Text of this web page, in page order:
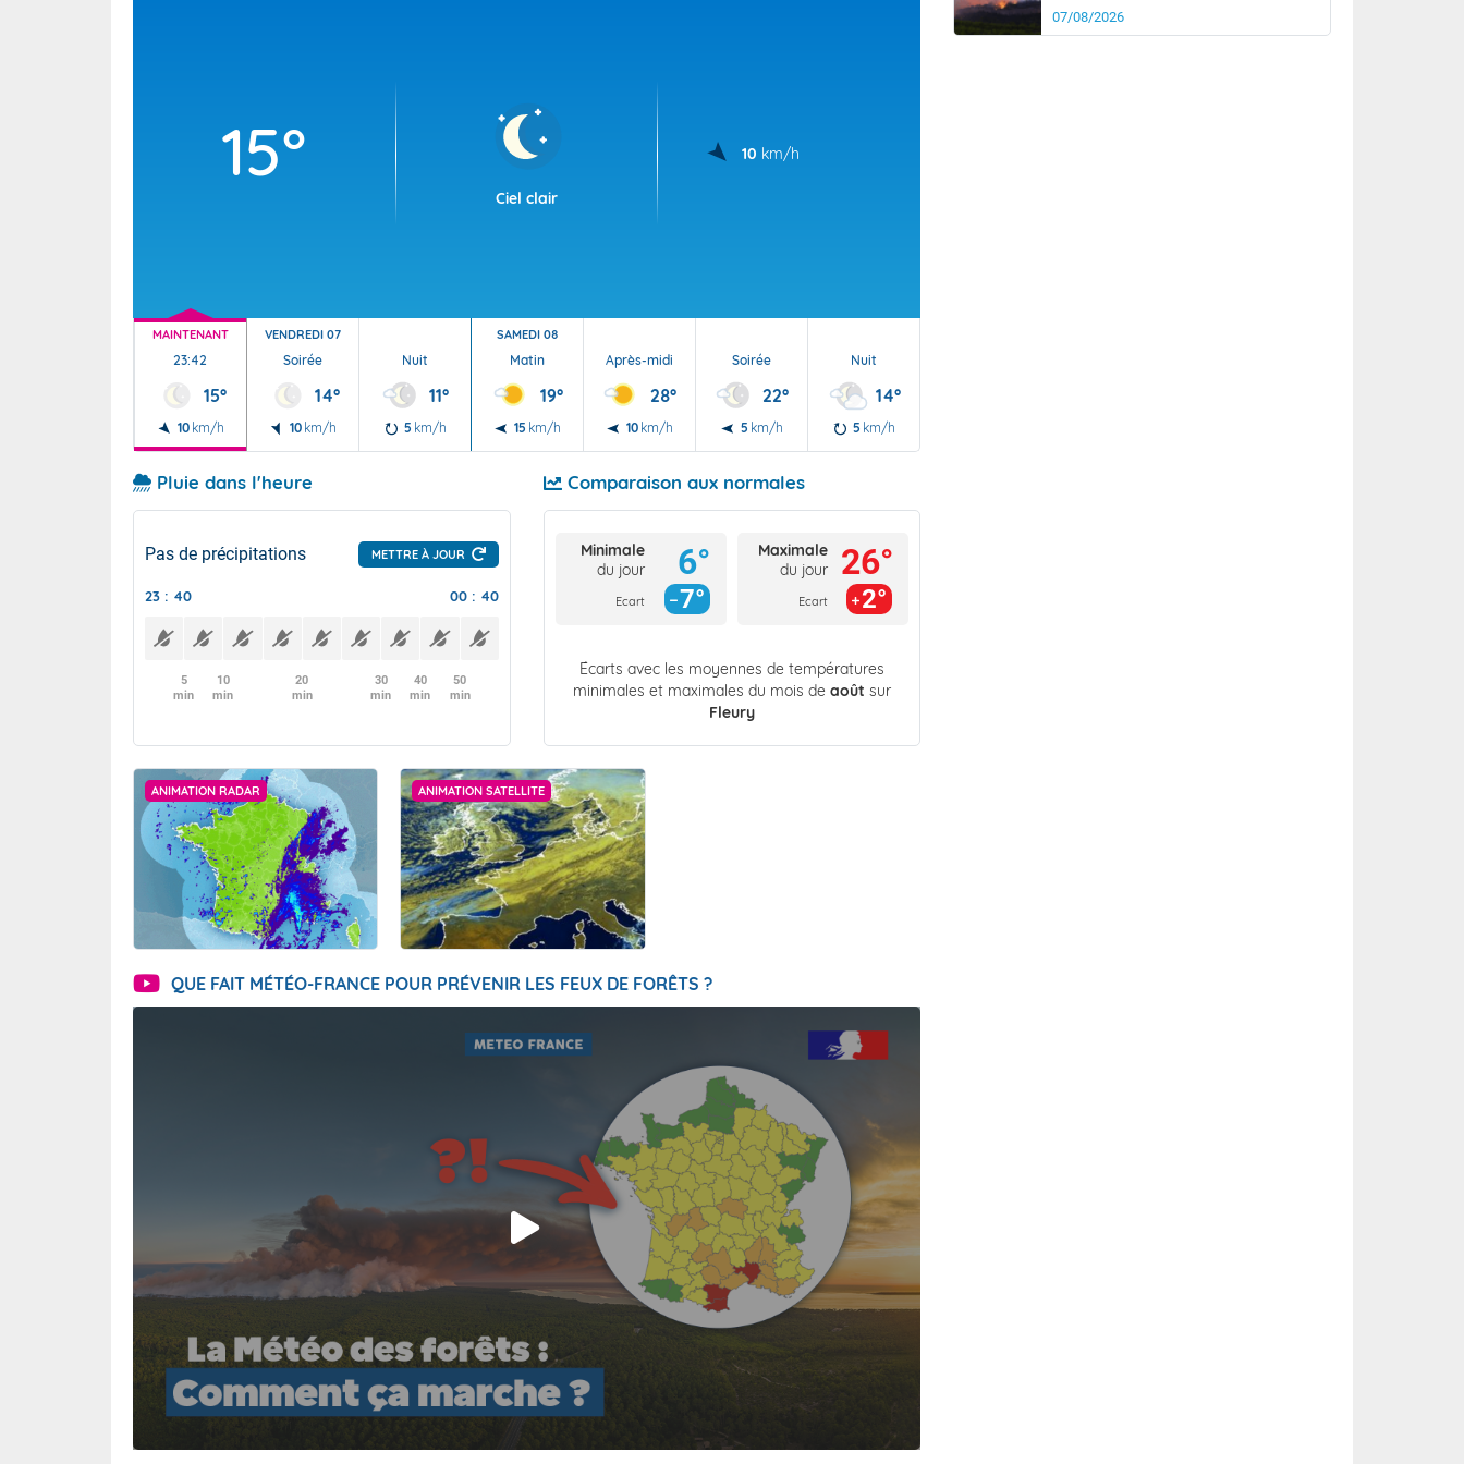
15°
Ciel clair
10 km/h
MAINTENANT
23:42
15°
10 km/h
VENDREDI 07
Soirée
14°
10 km/h
Nuit
11°
5 km/h
SAMEDI 08
Matin
19°
15 km/h
Après-midi
28°
10 km/h
Soirée
22°
5 km/h
Nuit
14°
5 km/h
Pluie dans l'heure
Pas de précipitations METTRE À JOUR
23 : 40 00 : 40
5
min
10
min
20
min
30
min
40
min
50
min
Comparaison aux normales
Minimale
du jour
Ecart
6°
7°
Maximale
du jour
Ecart
26°
2°
Écarts avec les moyennes de températures
minimales et maximales du mois de août sur
Fleury
ANIMATION RADAR ANIMATION SATELLITE
QUE FAIT MÉTÉO-FRANCE POUR PRÉVENIR LES FEUX DE FORÊTS ?
07/08/2026